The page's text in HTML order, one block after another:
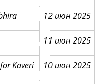
12 июн 2025
11 июн 2025
Kaveri 10 июн 2025